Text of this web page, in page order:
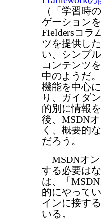
（「学習時
ゲーション
Fieldersコラ
ツを提供し
い、シンプ
コンテンツ
中のようだ
機能を中心
り、ガイダ
的別に情報
後、MSDN
く、概要的
だろう。
MSDNオン
する必要は
は、「
的にやって
インに接す
いる。